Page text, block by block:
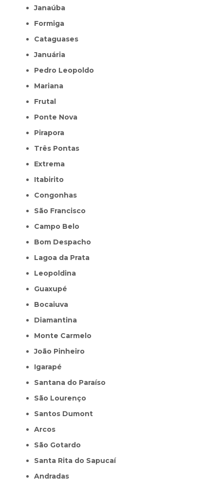
Janaúba
Formiga
Cataguases
Januária
Pedro Leopoldo
Mariana
Frutal
Ponte Nova
Pirapora
Três Pontas
Extrema
Itabirito
Congonhas
São Francisco
Campo Belo
Bom Despacho
Lagoa da Prata
Leopoldina
Guaxupé
Bocaiuva
Diamantina
Monte Carmelo
João Pinheiro
Igarapé
Santana do Paraíso
São Lourenço
Santos Dumont
Arcos
São Gotardo
Santa Rita do Sapucaí
Andradas